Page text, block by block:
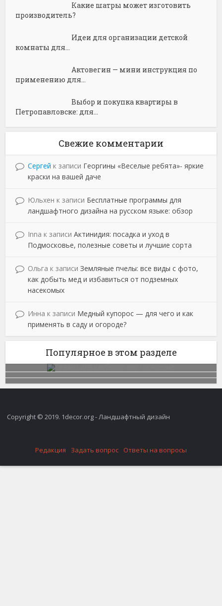
Какие шатры может изготовить
производитель?
Идеи для организации детской
комнаты для...
Актовегин — мини инструкция по
применению для...
Выбор и покупка квартиры в
Петропавловске: для...
Свежие комментарии
Сергей к записи Георгины «Веселые ребята»- яркие
краски на вашей даче
Юльхен к записи Бесплатные программы для
ландшафтного дизайна на русском языке: обзор
Inna к записиАктинидия: посадка и уход в
Подмосковье, полезные советы и лучшие сорта
Ольга к записиЗемляные пчелы: все виды с фото,
как добыть мед и избавиться от подземных
насекомых
Инна к записи Медный купорос — для чего и как
применять в саду и огороде?
Популярное в этом разделе
Copyright © 2019. 1decor.org - Ландшафтный дизайн
Редакция Задать вопрос Ответы на вопросы